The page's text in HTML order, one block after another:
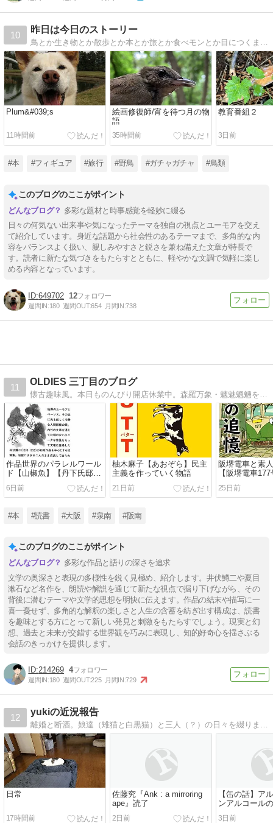
10
昨日は今日のストーリー
Plum&#039;s
11時間前
絵画修復師/宵を待つ月の物
語
35時間前
教育番組２
3日前
#本 #フィギュア #旅行 #野鳥 #ガチャガチャ #鳥類
このブログのここがポイント
多彩な題材と時事感覚を軽妙に綴る
日々の何気ない出来事や気になったテーマを独自の視点とユーモアを交え
て紹介しています。身近な話題から社会性のあるテーマまで、多角的な内
容をバランスよく扱い、親しみやすさと鋭さを兼ね備えた文章が特長で
す。読者に新たな気づきをもたらすとともに、軽やかな文調で気軽に楽し
める内容となっています。
649702 12
週間IN:180 週間OUT:654 月間IN:738
11
OLDIES 三丁目のブログ
懐古趣味風。本日ものんびり開店休業中。森羅万象・魑魅魍魎を楽しみ・考える不定期連載ウェブログです。
作品世界のパラレルワール
ド【山椒魚】【丹下氏邸】
井伏鱒二
6日前
柚木麻子【あおぞら】民主
主義を作っていく物語
21日前
阪堺電車と素
【阪堺電車
25日前
#本 #読書 #大阪 #泉南 #阪南
このブログのここがポイント
多彩な作品と語りの深さを追求
文学の奥深さと表現の多様性を鋭く見極め、紹介します。井伏鱒二や夏目
漱石など名作を、朗読や解説を通じて新たな視点で掘り下げながら、その
背後に潜むテーマや文学的思想を明快に伝えます。作品の結末や描写に一
喜一憂せず、多角的な解釈の楽しさと人生の含蓄を紡ぎ出す構成は、読書
を趣味とする方にとって新しい発見と刺激をもたらすでしょう。現実と幻
想、過去と未来が交錯する世界観を巧みに表現し、知的好奇心を揺さぶる
会話のきっかけを提供します。
214269 4
週間IN:180 週間OUT:225 月間IN:729
12
yukiの近況報告
離婚と断酒。娘達（雉猫と白黒猫）と三人（？）の日々を綴ります。ロックと読書好き。でも酒と煙草をやらないストレート・エッジです。
日常
17時間前
佐藤究『Ank : a mirroring
ape』読了
2日前
【缶の話】ア
ンアルコール
【コンビニ等
3日前